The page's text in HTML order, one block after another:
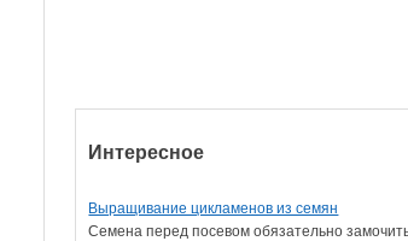
Интересное
Выращивание цикламенов из семян
Семена перед посевом обязательно